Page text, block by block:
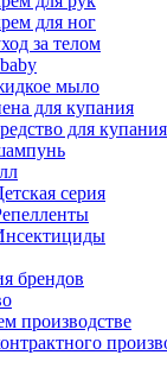
для ног
за телом
мыло
для купания
для
серия
брендов
производстве